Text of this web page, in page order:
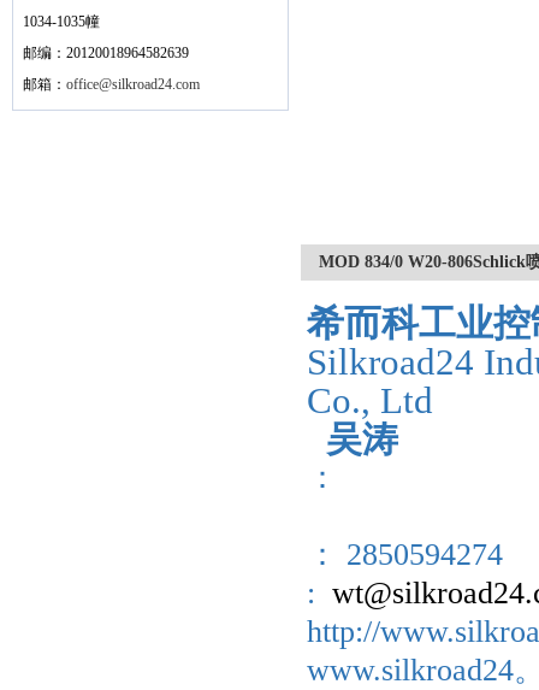
1034-1035幢
邮编：20120018964582639
邮箱： office@silkroad24.com
MOD 834/0 W20-806Schlick
希而科工业
Silkroad24
Co., Ltd
吴涛
：
： 2850594274
:
http://
www.silkroad24